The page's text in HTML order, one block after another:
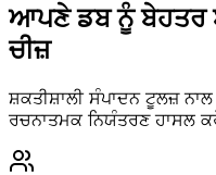
ਆਪਣੇ ਡਬ ਨੂੰ ਬੇਹਤਰ
ਚੀਜ਼
ਸ਼ਕਤੀਸ਼ਾਲੀ ਸੰਪਾਦਨ ਟੂਲਜ਼
ਰਚਨਾਤਮਕ ਨਿਯੰਤਰਣ ਹਾਸਲ